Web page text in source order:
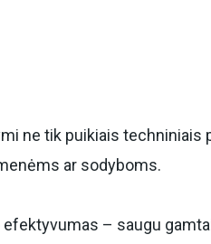
ne tik puikiais
ar sodyboms.
– saugu